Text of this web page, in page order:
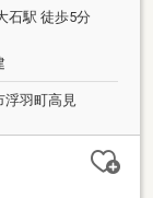
石駅 徒歩5分
羽町高見